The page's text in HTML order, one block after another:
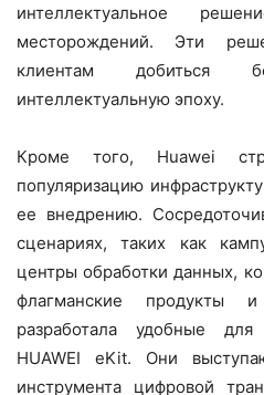
интеллектуальное
месторождений. Эти
клиентам добиться
интеллектуальную эпоху.
Кроме того, Huawei
популяризацию
ее внедрению.
сценариях, таких как
центры обработки данных,
флагманские продукты
разработала удобные для
HUAWEI eKit. Они
инструмента цифровой